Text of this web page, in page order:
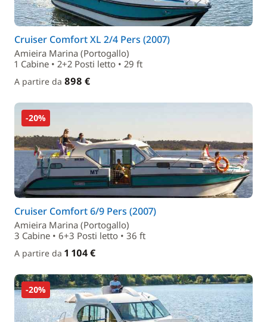
Cruiser Comfort XL 2/4 Pers (2007)
Amieira Marina (Portogallo)
1 Cabine • 2+2 Posti letto • 29 ft
A partire da 898 €
-20%
Cruiser Comfort 6/9 Pers (2007)
Amieira Marina (Portogallo)
3 Cabine • 6+3 Posti letto • 36 ft
A partire da 1 104 €
-20%